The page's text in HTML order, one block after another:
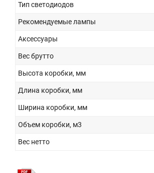
Тип светодиодов
Рекомендуемые лампы
Аксессуары
Вес брутто
Высота коробки, мм
Длина коробки, мм
Ширина коробки, мм
Объем коробки, м3
Вес нетто